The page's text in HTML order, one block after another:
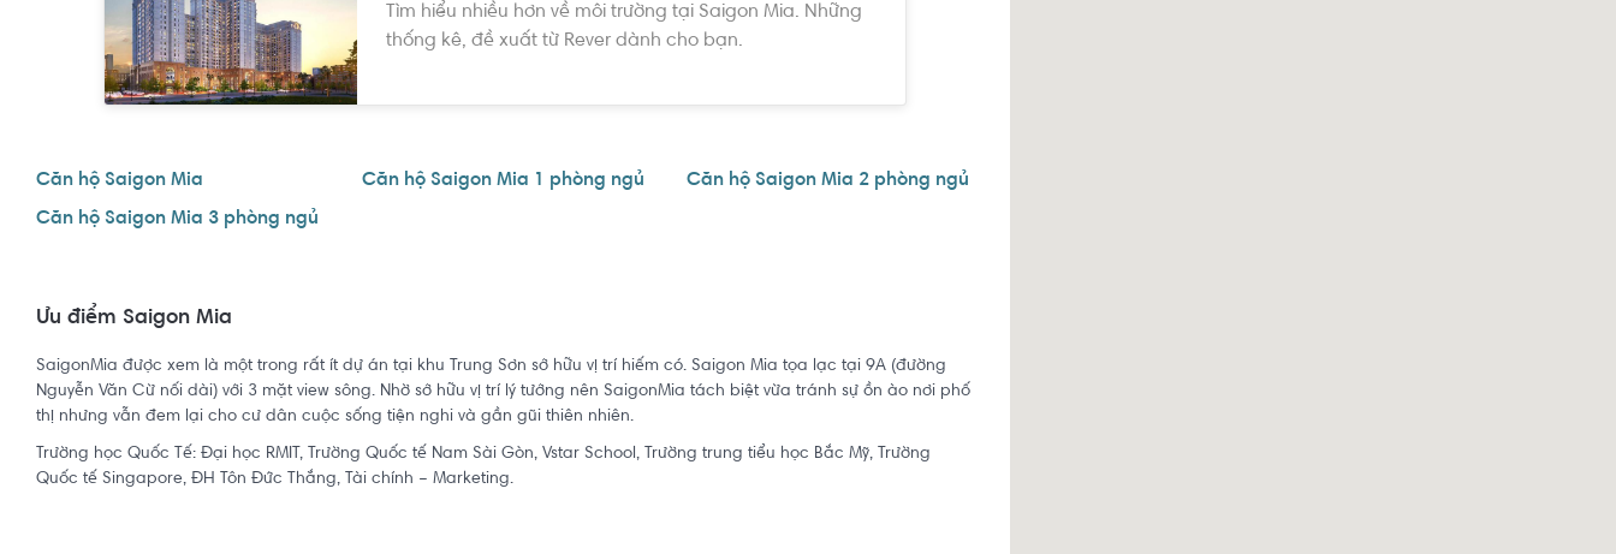
Tìm hiểu nhiều hơn về môi trường tại Saigon Mia. Những
thống kê, đề xuất từ Rever dành cho bạn.
Căn hộ Saigon Mia Căn hộ Saigon Mia 1 phòng ngủ
Căn hộ Saigon Mia 2 phòng ngủ
Căn hộ Saigon Mia 3 phòng ngủ
Ưu điểm Saigon Mia
SaigonMia được xem là một trong rất ít dự án tại khu Trung Sơn sở hữu vị trí hiếm có. Saigon Mia tọa lạc tại 9A (đường
Nguyễn Văn Cừ nối dài) với 3 mặt view sông. Nhờ sở hữu vị trí lý tưởng nên SaigonMia tách biệt vừa tránh sự ồn ào nơi phố
thị nhưng vẫn đem lại cho cư dân cuộc sống tiện nghi và gần gũi thiên nhiên.
Trường học Quốc Tế: Đại học RMIT, Trường Quốc tế Nam Sài Gòn, Vstar School, Trường trung tiểu học Bắc Mỹ, Trường
Quốc tế Singapore, ĐH Tôn Đức Thắng, Tài chính – Marketing.